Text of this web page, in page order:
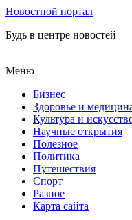
Новостной портал
Будь в центре новостей
Меню
Бизнес
Здоровье и
Культура и
Научные открытия
Полезное
Политика
Путешествия
Спорт
Разное
Карта сайта